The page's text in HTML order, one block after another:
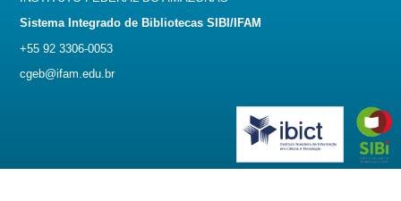
Sistema Integrado de Bibliotecas SIBI/IFAM
+55 92 3306-0053
cgeb@ifam.edu.br